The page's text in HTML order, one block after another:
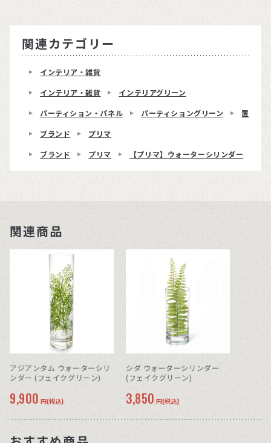
関連カテゴリー
インテリア・雑貨
インテリア・雑貨
インテリアグリーン
パーティション・パネル
パーティショングリーン
置くだ
ブランド
プリマ
ブランド
プリマ 【プリマ】ウォーターシリンダー
関連商品
アジアンタム ウォーターシリ
ンダー (フェイクグリーン)
9,900 円(税込)
シダ ウォーターシリンダー
(フェイクグリーン)
3,850 円(税込)